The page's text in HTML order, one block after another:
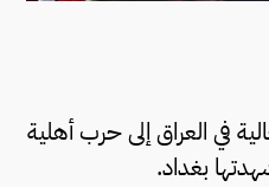
في العراق إلى حرب أهلية
بغداد.